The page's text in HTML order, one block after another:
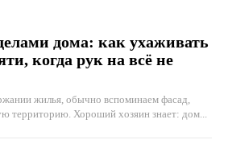
дома: как ухаживать
когда рук на всё не
жилья, обычно вспоминаем фасад,
территорию. Хороший хозяин знает: дом...